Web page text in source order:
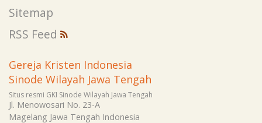
Sitemap
RSS Feed
Gereja Kristen Indonesia
Sinode Wilayah Jawa Tengah
Situs resmi GKI Sinode Wilayah Jawa Tengah
Jl. Menowosari No. 23-A
Magelang Jawa Tengah Indonesia